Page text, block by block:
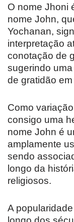
O nome Jhoni
nome John,
Yochanan,
interpretação
conotação de
sugerindo
de gratidão
Como
consigo uma
nome John é
amplamente
sendo
longo da
religiosos.
A